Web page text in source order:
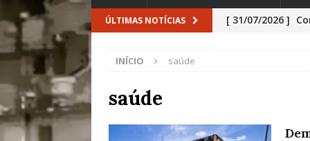
ÚLTIMAS NOTÍCIAS [ 31/07/2026 ]
Especial do
INÍCIO saúde
saúde